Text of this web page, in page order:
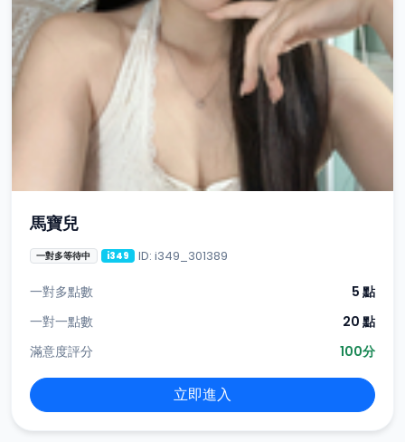
馬寶兒
一對多等待中 i349 ID: i349_301389
一對多點數
5 點
一對一點數
20 點
滿意度評分
100分
立即進入